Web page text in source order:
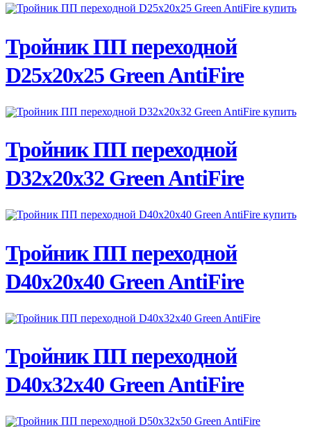
Тройник ПП переходной
D25х20х25 Green AntiFire
Тройник ПП переходной
D32х20х32 Green AntiFire
Тройник ПП переходной
D40х20х40 Green AntiFire
Тройник ПП переходной
D40х32х40 Green AntiFire